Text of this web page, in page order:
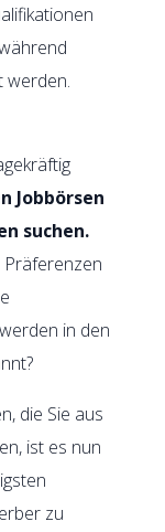
werden.
Jobbörsen
suchen.
in den
die Sie aus
ist es nun
zu